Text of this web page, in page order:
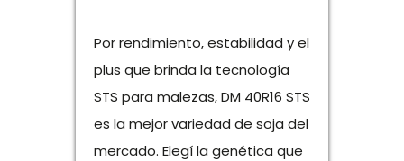
Por rendimiento, estabilidad y el
plus que brinda la tecnología
STS para malezas, DM 40R16 STS
es la mejor variedad de soja del
mercado. Elegí la genética que